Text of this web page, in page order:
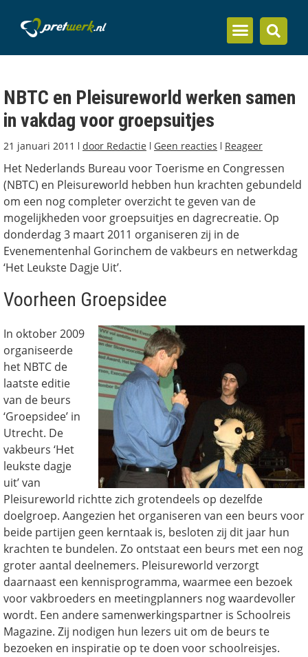
NBTC en Pleisureworld werken samen
in vakdag voor groepsuitjes
21 januari 2011 door Redactie Geen reacties Reageer
Het Nederlands Bureau voor Toerisme en Congressen
(NBTC) en Pleisureworld hebben hun krachten gebundeld
om een nog completer overzicht te geven van de
mogelijkheden voor groepsuitjes en dagrecreatie. Op
donderdag 3 maart 2011 organiseren zij in de
Evenementenhal Gorinchem de vakbeurs en netwerkdag
‘Het Leukste Dagje Uit’.
Voorheen Groepsidee
In oktober 2009
organiseerde
het NBTC de
laatste editie
van de beurs
‘Groepsidee’ in
Utrecht. De
vakbeurs ‘Het
leukste dagje
uit’ van
Pleisureworld richtte zich grotendeels op dezelfde
doelgroep. Aangezien het organiseren van een beurs voor
beide partijen geen kerntaak is, besloten zij dit jaar hun
krachten te bundelen. Zo ontstaat een beurs met een nog
groter aantal deelnemers. Pleisureworld verzorgt
daarnaast een kennisprogramma, waarmee een bezoek
voor vakbroeders en meetingplanners nog waardevoller
wordt. Een andere samenwerkingspartner is Schoolreis
Magazine. Zij nodigen hun lezers uit om de beurs te
bezoeken en inspiratie op te doen voor schoolreisjes.